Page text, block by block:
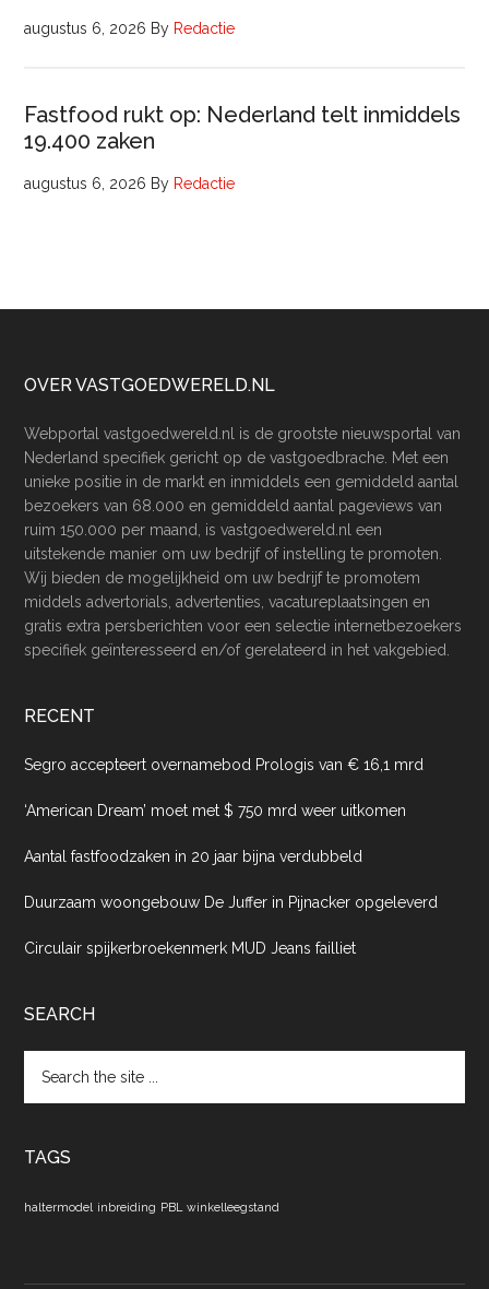
augustus 6, 2026 By Redactie
Fastfood rukt op: Nederland telt inmiddels
19.400 zaken
augustus 6, 2026 By Redactie
Footer
OVER VASTGOEDWERELD.NL
Webportal vastgoedwereld.nl is de grootste nieuwsportal van
Nederland specifiek gericht op de vastgoedbrache. Met een
unieke positie in de markt en inmiddels een gemiddeld aantal
bezoekers van 68.000 en gemiddeld aantal pageviews van
ruim 150.000 per maand, is vastgoedwereld.nl een
uitstekende manier om uw bedrijf of instelling te promoten.
Wij bieden de mogelijkheid om uw bedrijf te promotem
middels advertorials, advertenties, vacatureplaatsingen en
gratis extra persberichten voor een selectie internetbezoekers
specifiek geïnteresseerd en/of gerelateerd in het vakgebied.
RECENT
Segro accepteert overnamebod Prologis van € 16,1 mrd
‘American Dream’ moet met $ 750 mrd weer uitkomen
Aantal fastfoodzaken in 20 jaar bijna verdubbeld
Duurzaam woongebouw De Juffer in Pijnacker opgeleverd
Circulair spijkerbroekenmerk MUD Jeans failliet
SEARCH
the
TAGS
haltermodel inbreiding PBL winkelleegstand